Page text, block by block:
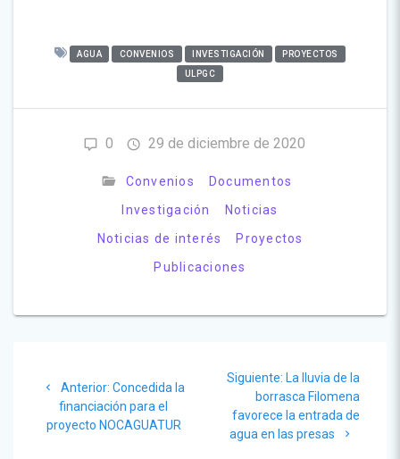
AGUA CONVENIOS INVESTIGACIÓN
PROYECTOS
ULPGC
0 29 de diciembre de 2020
Convenios
Documentos
Investigación
Noticias
Noticias de interés
Proyectos
Publicaciones
de
entradas
Anterior: Post
anterior:
Concedida la
financiación para el
proyecto NOCAGUATUR
Siguiente: Siguiente
post:
La lluvia de la
borrasca Filomena
favorece la entrada de
agua en las presas